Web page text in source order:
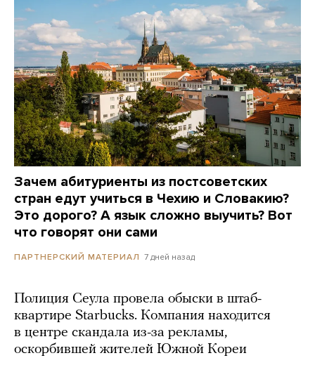
Зачем абитуриенты из постсоветских
стран едут учиться в Чехию и Словакию?
Это дорого? А язык сложно выучить? Вот
что говорят они сами
ПАРТНЕРСКИЙ МАТЕРИАЛ 7 дней назад
Полиция Сеула провела обыски в штаб-
квартире Starbucks. Компания находится
в центре скандала из-за рекламы,
оскорбившей жителей Южной Кореи